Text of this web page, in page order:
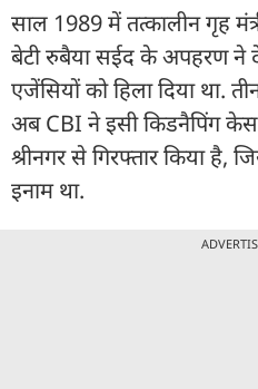
साल 1989 में तत्कालीन गृह
बेटी रुबैया सईद के अपहरण ने
एजेंसियों को हिला दिया था.
अब CBI ने इसी किडनैपिंग
श्रीनगर से गिरफ्तार किया है,
इनाम था.